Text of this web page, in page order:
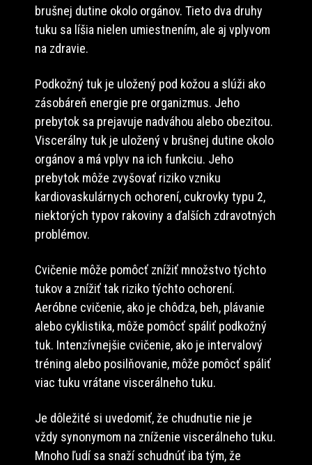
brušnej dutine okolo orgánov. Tieto dva druhy
tuku sa líšia nielen umiestnením, ale aj vplyvom
na zdravie.
Podkožný tuk je uložený pod kožou a slúži ako
zásobáreň energie pre organizmus. Jeho
prebytok sa prejavuje nadváhou alebo obezitou.
Viscerálny tuk je uložený v brušnej dutine okolo
orgánov a má vplyv na ich funkciu. Jeho
prebytok môže zvyšovať riziko vzniku
kardiovaskulárnych ochorení, cukrovky typu 2,
niektorých typov rakoviny a ďalších zdravotných
problémov.
Cvičenie môže pomôcť znížiť množstvo týchto
tukov a znížiť tak riziko týchto ochorení.
Aeróbne cvičenie, ako je chôdza, beh, plávanie
alebo cyklistika, môže pomôcť spáliť podkožný
tuk. Intenzívnejšie cvičenie, ako je intervalový
tréning alebo posilňovanie, môže pomôcť spáliť
viac tuku vrátane viscerálneho tuku.
Je dôležité si uvedomiť, že chudnutie nie je
vždy synonymom na zníženie viscerálneho tuku.
Mnoho ľudí sa snaží schudnúť iba tým, že